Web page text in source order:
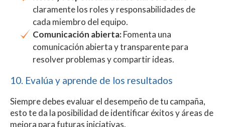
claramente los roles y responsabilidades de
cada miembro del equipo.
Comunicación abierta:Fomenta una
comunicación abierta y transparente para
resolver problemas y compartir ideas.
10. Evalúa y aprende de los resultados
Siempre debes evaluar el desempeño de tu campaña,
esto te da la posibilidad de identificar éxitos y áreas de
mejora para futuras iniciativas.